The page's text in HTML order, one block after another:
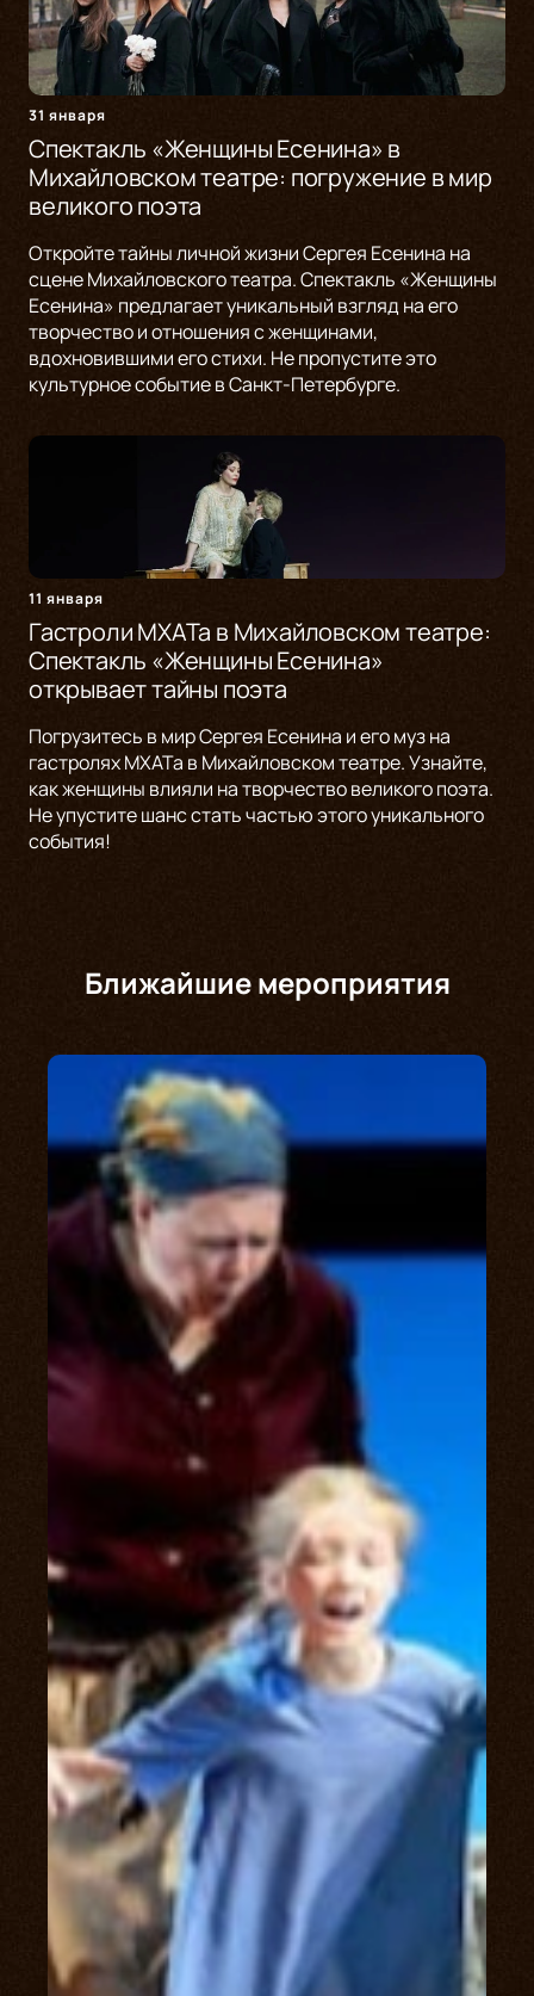
31 января
Спектакль «Женщины Есенина» в
Михайловском театре: погружение в мир
великого поэта
Откройте тайны личной жизни Сергея Есенина на
сцене Михайловского театра. Спектакль «Женщины
Есенина» предлагает уникальный взгляд на его
творчество и отношения с женщинами,
вдохновившими его стихи. Не пропустите это
культурное событие в Санкт-Петербурге.
11 января
Гастроли МХАТа в Михайловском театре:
Спектакль «Женщины Есенина»
открывает тайны поэта
Погрузитесь в мир Сергея Есенина и его муз на
гастролях МХАТа в Михайловском театре. Узнайте,
как женщины влияли на творчество великого поэта.
Не упустите шанс стать частью этого уникального
события!
Ближайшие мероприятия